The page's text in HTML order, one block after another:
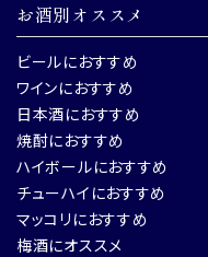
お酒別オススメ
ビールにおすすめ
ワインにおすすめ
日本酒におすすめ
焼酎におすすめ
ハイボールにおすすめ
チューハイにおすすめ
マッコリにおすすめ
梅酒にオススメ